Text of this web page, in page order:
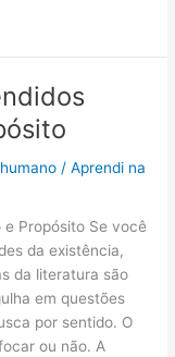
/Aprendi na
e Propósito Se você
da existência,
da literatura são
em questões
por sentido. O
ou não. A